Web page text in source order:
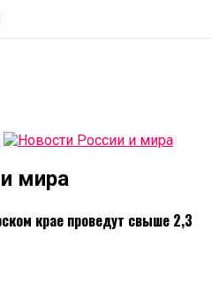
мира
крае проведут свыше 2,3